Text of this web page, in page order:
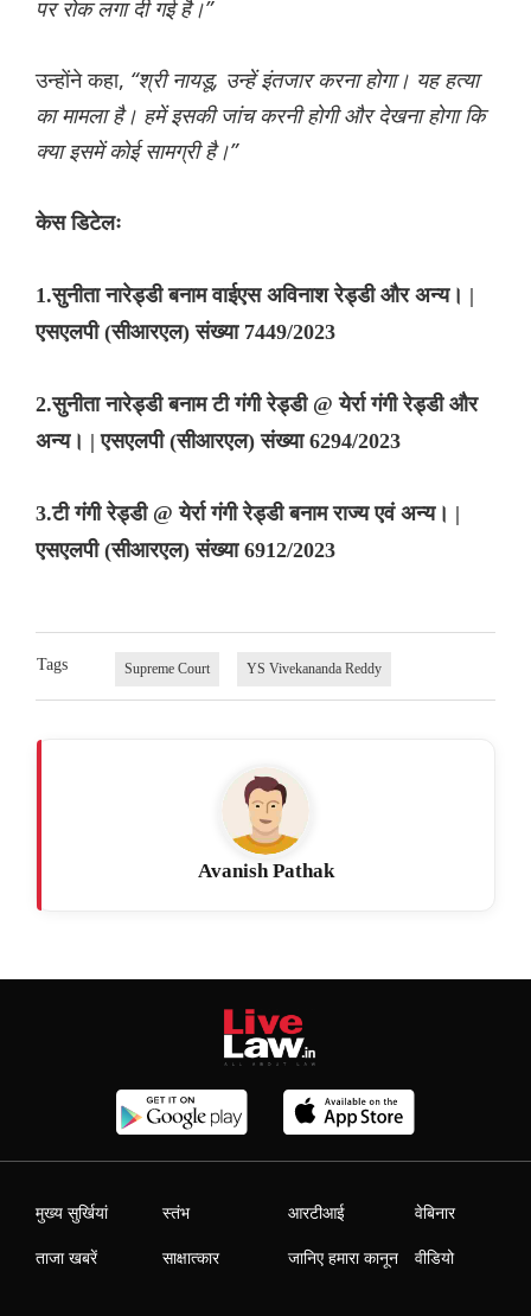
पर रोक लगा दी गई है।”
उन्होंने कहा, “श्री नायडू, उन्हें इंतजार करना होगा। यह हत्या
का मामला है। हमें इसकी जांच करनी होगी और देखना होगा कि
क्या इसमें कोई सामग्री है।”
केस डिटेलः
1.सुनीता नारेड्डी बनाम वाईएस अविनाश रेड्डी और अन्य। |
एसएलपी (सीआरएल) संख्या 7449/2023
2.सुनीता नारेड्डी बनाम टी गंगी रेड्डी @ येर्रा गंगी रेड्डी और
अन्य। | एसएलपी (सीआरएल) संख्या 6294/2023
3.टी गंगी रेड्डी @ येर्रा गंगी रेड्डी बनाम राज्य एवं अन्य। |
एसएलपी (सीआरएल) संख्या 6912/2023
Tags Supreme Court YS Vivekananda Reddy
Avanish Pathak
मुख्य सुर्खियां
ताजा खबरें
स्तंभ
साक्षात्कार
आरटीआई
जानिए हमारा कानून
वेबिनार
वीडियो